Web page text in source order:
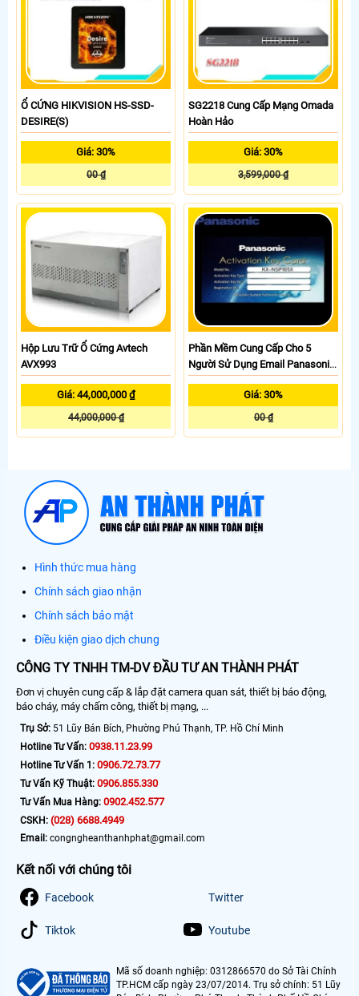
Ổ CỨNG HIKVISION HS-SSD-
DESIRE(S)
Giá: 30%
00 ₫
SG2218 Cung Cấp Mạng Omada
Hoàn Hảo
Giá: 30%
3,599,000 ₫
Hộp Lưu Trữ Ổ Cứng Avtech
AVX993
Giá: 44,000,000 ₫
44,000,000 ₫
Phần Mềm Cung Cấp Cho 5
Người Sử Dụng Email Panasonic
KX-NSP105X
Giá: 30%
00 ₫
Hình thức mua hàng
Chính sách giao nhận
Chính sách bảo mật
Điều kiện giao dịch chung
CÔNG TY TNHH TM-DV ĐẦU TƯ AN THÀNH PHÁT
Đơn vị chuyên cung cấp & lắp đặt camera quan sát, thiết bị báo động,
báo cháy, máy chấm công, thiết bị mạng, ...
Trụ Sở: 51 Lũy Bán Bích, Phường Phú Thạnh, TP. Hồ Chí Minh
Hotline Tư Vấn: 0938.11.23.99
Hotline Tư Vấn 1: 0906.72.73.77
Tư Vấn Kỹ Thuật: 0906.855.330
Tư Vấn Mua Hàng: 0902.452.577
CSKH: (028) 6688.4949
Email: congngheanthanhphat@gmail.com
Kết nối với chúng tôi
Facebook Twitter
Tiktok Youtube
Mã số doanh nghiệp: 0312866570 do Sở Tài Chính
TP.HCM cấp ngày 23/07/2014. Trụ sở chính: 51 Lũy